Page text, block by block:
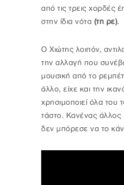
από τις τρεις χορδές
στην ίδια νότα (τη ρε).
Ο Χιώτης λοιπόν,
την αλλαγή που
μουσική από το
άλλο, είχε και την
χρησιμοποιεί όλα του
τάστο. Κανένας άλλος
δεν μπόρεσε να το